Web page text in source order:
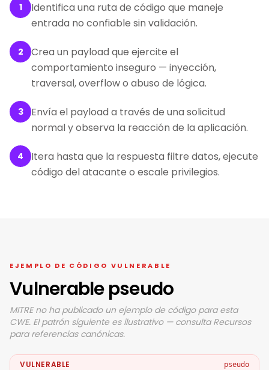
1
Identifica una ruta de código que maneje
entrada no confiable sin validación.
2
Crea un payload que ejercite el
comportamiento inseguro — inyección,
traversal, overflow o abuso de lógica.
3
Envía el payload a través de una solicitud
normal y observa la reacción de la aplicación.
4
Itera hasta que la respuesta filtre datos, ejecute
código del atacante o escale privilegios.
EJEMPLO DE CÓDIGO VULNERABLE
Vulnerable pseudo
MITRE no ha publicado un ejemplo de código para esta
CWE. El patrón siguiente es ilustrativo — consulta Recursos
para referencias canónicas.
VULNERABLE pseudo